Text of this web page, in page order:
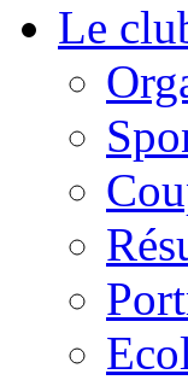
Le